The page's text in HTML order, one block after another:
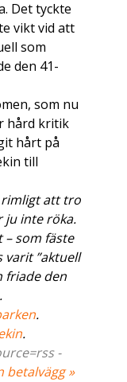
Det tyckte
vikt vid att
som
den 41-
som nu
hård kritik
hårt på
till
rimligt att tro
ju inte röka.
som fäste
varit ”aktuell
friade den
.
.
-
betalvägg »